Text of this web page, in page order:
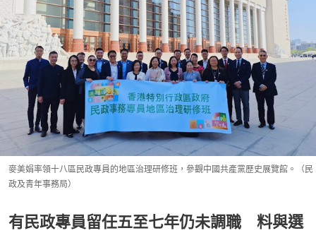
麥美娟率領十八區民政專員的地區治理研修班，參觀中國共產黨歷史展覽館。（民
政及青年事務局）
有民政專員留任五至七年仍未調職 料與選